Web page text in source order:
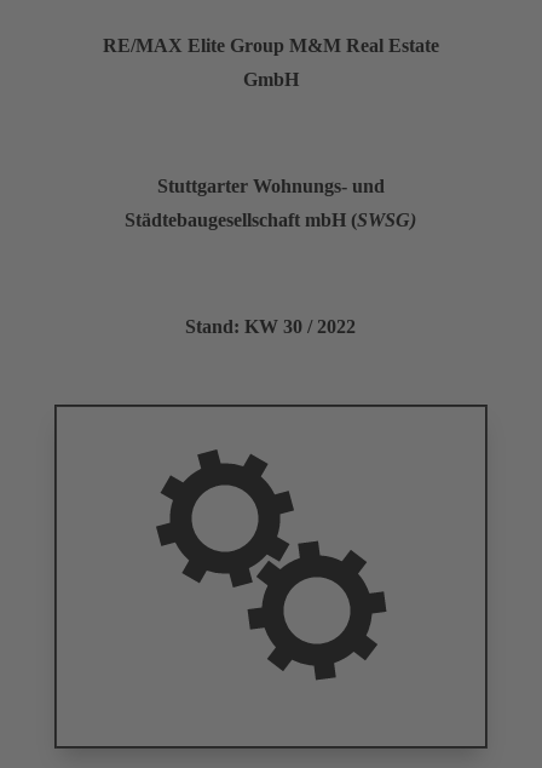
RE/MAX Elite Group M&M Real Estate
GmbH
Stuttgarter Wohnungs- und
Städtebaugesellschaft mbH (SWSG)
Stand: KW 30 / 2022